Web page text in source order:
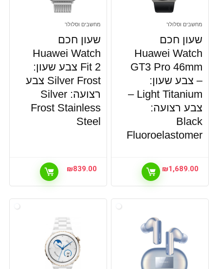
מחשבים וסלולר
שעון חכם
Huawei Watch
GT3 Pro 46mm
– צבע שעון:
Light Titanium –
צבע רצועה:
Black
Fluoroelastomer
₪1,689.00
מחשבים וסלולר
שעון חכם
Huawei Watch
Fit 2 צבע שעון:
Silver Frost צבע
רצועה: Silver
Frost Stainless
Steel
₪839.00